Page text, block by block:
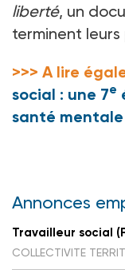
liberté, un
terminent
>>> A lire
social : une 7e
santé mentale
Annonces
Travailleur social
COLLECTIVITE